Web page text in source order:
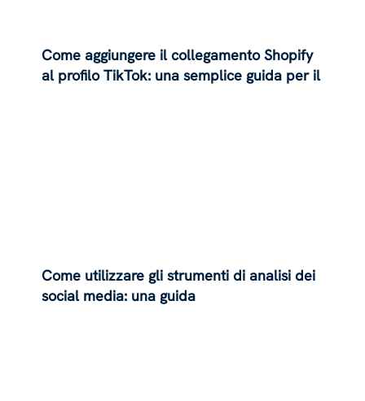
Come aggiungere il collegamento Shopify
al profilo TikTok: una semplice guida per il
Come utilizzare gli strumenti di analisi dei
social media: una guida